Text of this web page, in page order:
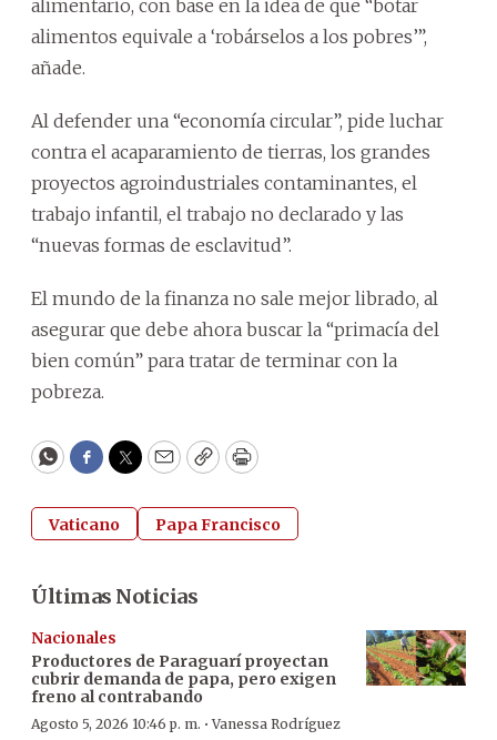
alimentario, con base en la idea de que “botar
alimentos equivale a ‘robárselos a los pobres’”,
añade.
Al defender una “economía circular”, pide luchar
contra el acaparamiento de tierras, los grandes
proyectos agroindustriales contaminantes, el
trabajo infantil, el trabajo no declarado y las
“nuevas formas de esclavitud”.
El mundo de la finanza no sale mejor librado, al
asegurar que debe ahora buscar la “primacía del
bien común” para tratar de terminar con la
pobreza.
WhatsApp
Facebook
Twitter
EmailCopyPrint
Vaticano Papa Francisco
Últimas Noticias
Nacionales
Productores de Paraguarí proyectan
cubrir demanda de papa, pero exigen
freno al contrabando
Agosto 5, 2026 10:46 p. m. ·Vanessa Rodríguez